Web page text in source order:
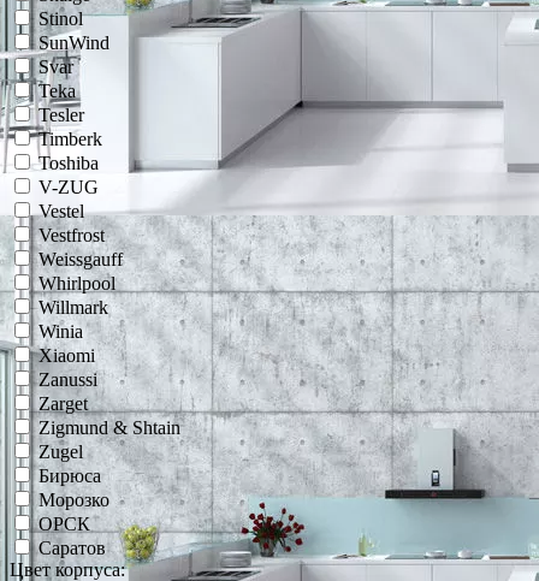
Stinol
SunWind
Svar
Teka
Tesler
Timberk
Toshiba
V-ZUG
Vestel
Vestfrost
Weissgauff
Whirlpool
Willmark
Winia
Xiaomi
Zanussi
Zarget
Zigmund & Shtain
Zugel
Бирюса
Морозко
ОРСК
Саратов
Цвет корпуса: